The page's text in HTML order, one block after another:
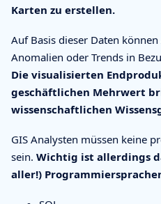
Karten zu erstellen.
Auf Basis dieser Daten
Anomalien oder Trends in
Die visualisierten
geschäftlichen Mehrwert
wissenschaftlichen
GIS Analysten müssen keine
sein. Wichtig ist allerdings
aller!)